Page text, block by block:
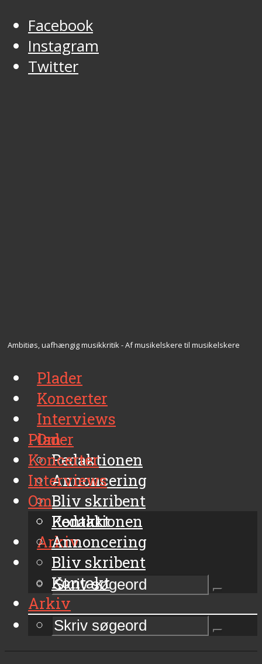
Facebook
Instagram
Twitter
Ambitiøs, uafhængig musikkritik - Af musikelskere til musikelskere
Plader
Koncerter
Interviews
Om
Redaktionen
Annoncering
Bliv skribent
Kontakt
Arkiv
Plader
Koncerter
Interviews
Om
Redaktionen
Annoncering
Bliv skribent
Kontakt
Arkiv